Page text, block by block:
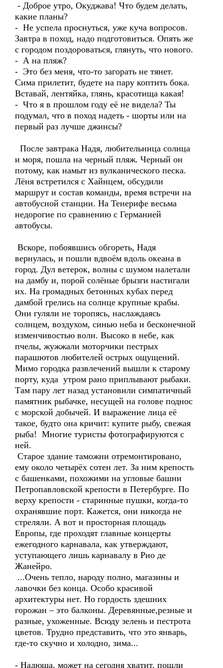
- Доброе утро, Окуджава! Что будем делать,
какие планы?
- Не успела проснуться, уже куча вопросов.
Завтра в поход, надо подготовиться. Опять же
с городом поздороваться, глянуть, что нового.
- А на пляж?
- Это без меня, что-то загорать не тянет.
Сима прилетит, будете на пару коптить бока.
Вставай, лентяйка, глянь, красотища какая!
- Что я в прошлом году её не видела? Ты
подумал, что в поход надеть - шорты или на
первый раз лучше джинсы?
После завтрака Надя, любительница солнца
и моря, пошла на черный пляж. Черный он
потому, как намыт из вулканического песка.
Лёня встретился с Хайнцем, обсудили
маршрут и состав команды, время встречи на
автобусной станции. На Тенерифе весьма
недорогие по сравнению с Германией
автобусы.
Вскоре, побоявшись обгореть, Надя
вернулась, и пошли вдвоём вдоль океана в
город. Дул ветерок, волны с шумом налетали
на дамбу и, порой солёные брызги настигали
их. На громадных бетонных кубах перед
дамбой грелись на солнце крупные крабы.
Они гуляли не торопясь, наслаждаясь
солнцем, воздухом, синью неба и бесконечной
изменчивостью волн. Высоко в небе, как
пчелы, жужжали моторчики пестрых
парашютов любителей острых ощущений.
Мимо городка развлечений вышли к старому
порту, куда утром рано приплывают рыбаки.
Там пару лет назад установили симпатичный
памятник рыбачке, несущей на голове поднос
с морской добычей. И выражение лица её
такое, будто она кричит: купите рыбу, свежая
рыба! Многие туристы фотографируются с
ней.
Старое здание таможни отремонтировано,
ему около четырёх сотен лет. За ним крепость
с башенками, похожими на угловые башни
Петропавловской крепости в Петербурге. По
верху крепости - старинные пушки, когда-то
охранявшие порт. Кажется, они никогда не
стреляли. А вот и просторная площадь
Европы, где проходят главные концерты
ежегодного карнавала, как утверждают,
уступающего лишь карнавалу в Рио де
Жанейро.
...Очень тепло, народу полно, магазины и
лавочки без конца. Особо красивой
архитектуры нет. Но гордость здешних
горожан – это балконы. Деревянные,резные и
разные, ухоженные. Всюду зелень и пестрота
цветов. Трудно представить, что это январь,
где-то скучно и холодно, зима...
- Надюша, может на сегодня хватит, пошли